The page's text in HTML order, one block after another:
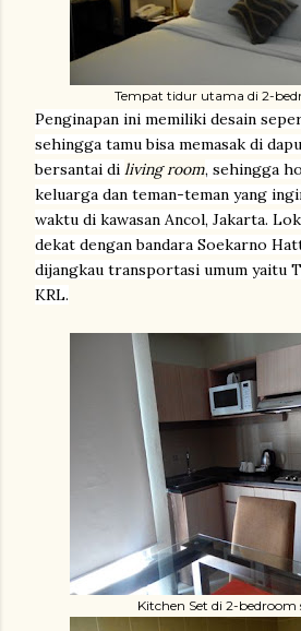
Tempat tidur utama di 2-
Penginapan ini memiliki desain
sehingga tamu bisa memasak di
bersantai di living room, sehingga
keluarga dan teman-teman yang
waktu di kawasan Ancol, Jakarta.
dekat dengan bandara Soekarno
dijangkau transportasi umum yaitu
KRL.
Kitchen Set di 2-bedroom